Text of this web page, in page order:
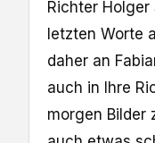
Richter
letzten Worte
daher an
auch in Ihre
morgen Bilder